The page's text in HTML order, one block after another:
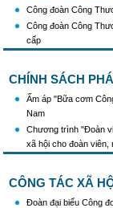
Triển khai thực hiện
truyền thống, ngày
chính trị
Triển khai truyền
Hướng dẫn tuyên
(28/7/1929 - 28/7/
Khẩu hiệu tuyên
Triển khai thực hiện
công tác phòng,
trái phép thuốc lá
Công đoàn Công
Công đoàn Công
cấp
CHÍNH SÁCH
Ấm áp "Bữa cơm
Nam
Chương trình "Đoàn
xã hội cho đoàn viên,
CÔNG TÁC XÃ
Đoàn đại biểu Công